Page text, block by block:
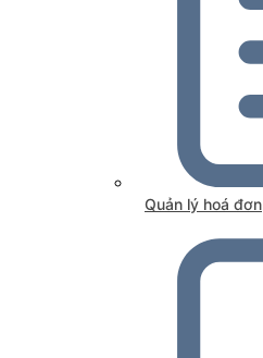
Quản lý hoá đơn